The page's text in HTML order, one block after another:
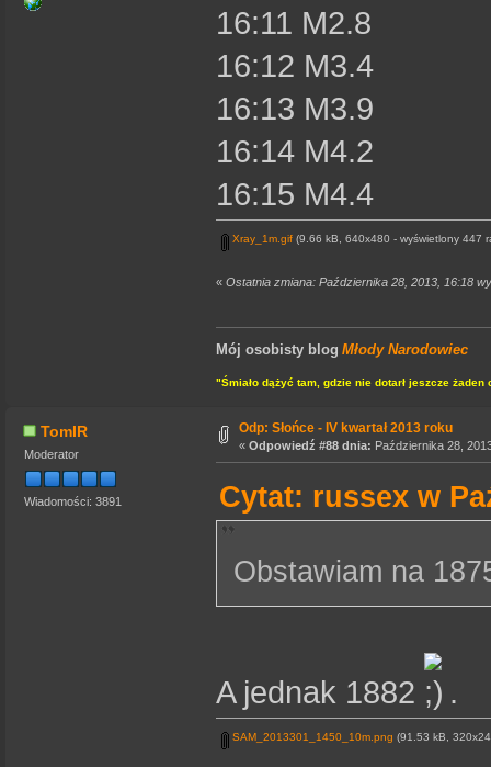
16:11 M2.8
16:12 M3.4
16:13 M3.9
16:14 M4.2
16:15 M4.4
Xray_1m.gif (9.66 kB, 640x480 - wyświetlony 447
« Ostatnia zmiana: Października 28, 2013, 16:18
Mój osobisty blog Młody Narodowiec
"Śmiało dążyć tam, gdzie nie dotarł jeszcze żaden
TomIR
Moderator
Wiadomości: 3891
Odp: Słońce - IV kwartał 2013 roku
« Odpowiedź #88 dnia: Października 28,
Cytat: russex w
Obstawiam na
A jednak 1882 .
SAM_2013301_1450_10m.png (91.53 kB,